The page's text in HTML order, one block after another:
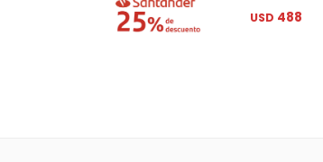
USD 488